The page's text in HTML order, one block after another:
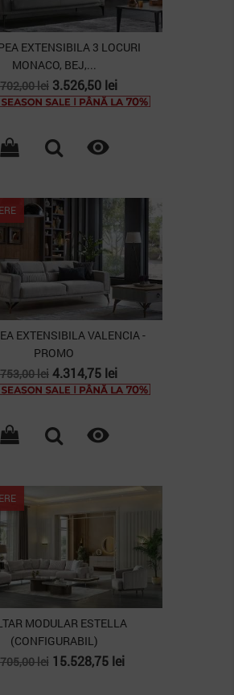
EXTENSIBILA 3 LOCURI
MONACO, BEJ,...
lei Pret
3.526,50 lei

EXTENSIBILA VALENCIA -
PROMO
lei Pret
4.314,75 lei

MODULAR ESTELLA
(CONFIGURABIL)
lei Pret
15.528,75 lei